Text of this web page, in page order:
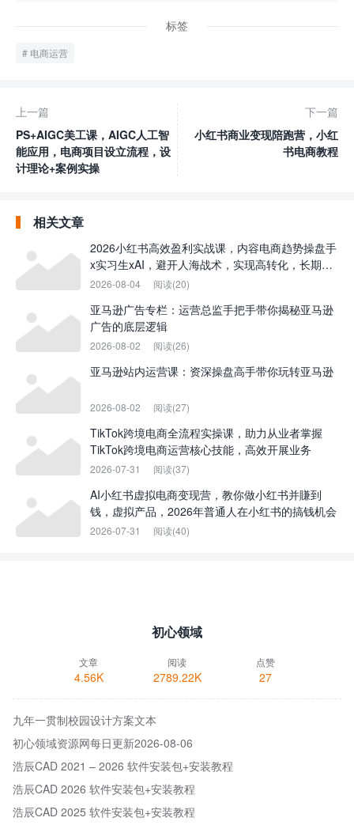
标签
电商运营
上一篇
PS+AIGC美工课，AIGC人工智
能应用，电商项目设立流程，设
计理论+案例实操
下一篇
小红书商业变现陪跑营，小红
书电商教程
相关文章
2026小红书高效盈利实战课，内容电商趋势操盘手
x实习生xAI，避开人海战术，实现高转化，长期盈
利
2026-08-04 阅读(20)
亚马逊广告专栏：运营总监手把手带你揭秘亚马逊
广告的底层逻辑
2026-08-02 阅读(26)
亚马逊站内运营课：资深操盘高手带你玩转亚马逊
2026-08-02 阅读(27)
TikTok跨境电商全流程实操课，助力从业者掌握
TikTok跨境电商运营核心技能，高效开展业务
2026-07-31 阅读(37)
AI小红书虚拟电商变现营，教你做小红书并賺到
钱，虚拟产品，2026年普通人在小红书的搞钱机会
2026-07-31 阅读(40)
初心领域
文章
4.56K
阅读
2789.22K
点赞
27
九年一贯制校园设计方案文本
初心领域资源网每日更新2026-08-06
浩辰CAD 2021 – 2026 软件安装包+安装教程
浩辰CAD 2026 软件安装包+安装教程
浩辰CAD 2025 软件安装包+安装教程